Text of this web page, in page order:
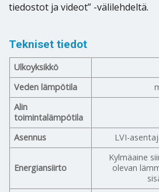
tiedostot ja videot” -välilehdeltä.
Tekniset tiedot
Ulkoyksikkö
Veden lämpötila
Alin
toimintalämpötila
Asennus LVI-
Energiansiirto
Kylmäaine
olevan